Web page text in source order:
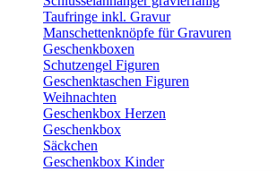
Taufringe inkl. Gravur
Manschettenknöpfe für Gravuren
Geschenkboxen
Schutzengel Figuren
Geschenktaschen Figuren
Weihnachten
Geschenkbox Herzen
Geschenkbox
Säckchen
Geschenkbox Kinder